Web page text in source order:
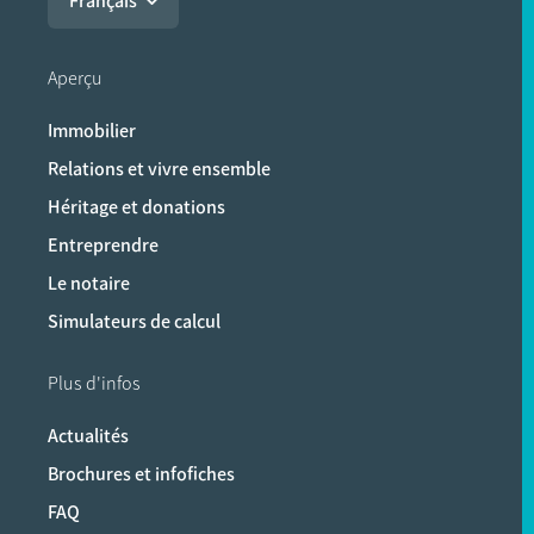
Aperçu
Immobilier
Relations et vivre ensemble
Héritage et donations
Entreprendre
Le notaire
Simulateurs de calcul
Plus d'infos
Actualités
Brochures et infofiches
FAQ